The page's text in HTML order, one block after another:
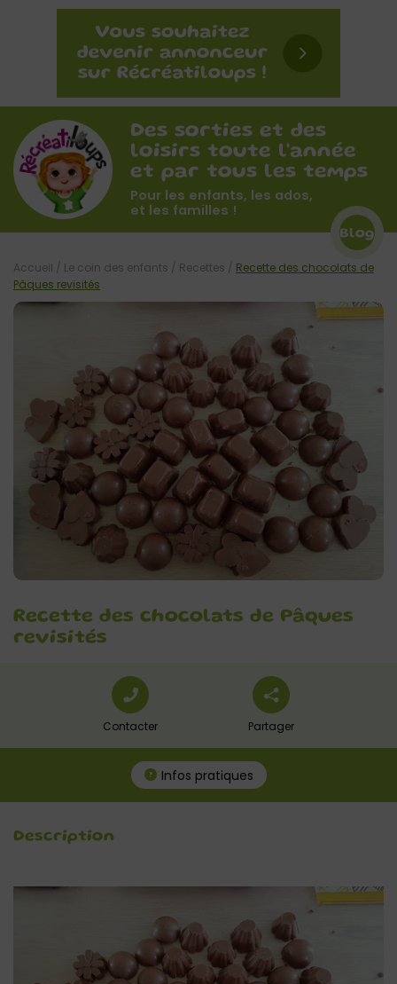
Des sorties et des
loisirs toute l'année
et par tous les temps
Pour les enfants, les ados,
et les familles !
Blog
Recette des chocolats de Pâques
revisités
Accueil / Le coin des enfants / Recettes / Recette des chocolats de
Pâques revisités
Contacter Partager
Infos pratiques
Description